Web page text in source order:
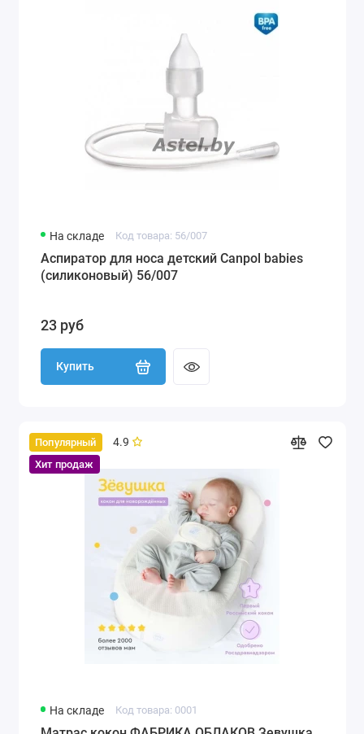
На складе Код товара: 56/007
Аспиратор для носа детский Canpol babies
(силиконовый) 56/007
23 руб
Купить
Популярный
Хит продаж
4.9
На складе Код товара: 0001